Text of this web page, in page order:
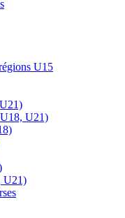
U15
U21)
U21)